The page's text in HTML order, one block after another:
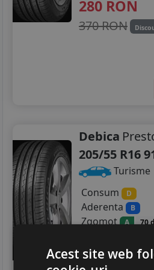
280 RON
370 RON
Debica
205/55 R16
Turisme
Consum
D
Aderenta B
Zgomot A 70
306 RON
403 RON
Acest site web